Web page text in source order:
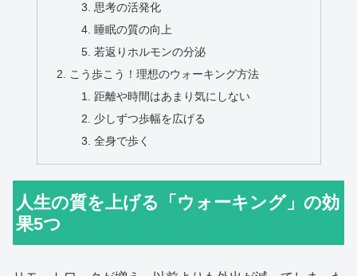
思考の活発化
睡眠の質の向上
若返りホルモンの分泌
こう歩こう！理想のウォーキング方法
距離や時間はあまり気にしない
少しずつ歩幅を広げる
全身で歩く
人生の質を上げる「ウォーキング」の効
果5つ